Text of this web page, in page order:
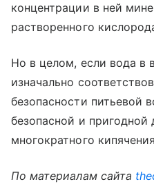
концентрации в ней
растворенного
Но в целом, если вода в
изначально
безопасности питьевой
безопасной и пригодной
многократного
По материалам сайта